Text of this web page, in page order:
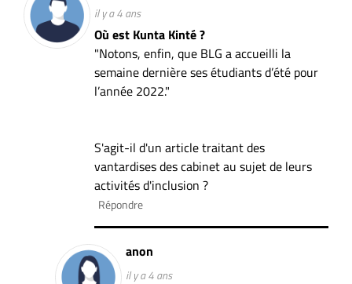
Espace
entreprises
Solutions de
recrutements
TROUVEZ-
NOUS
il y a 4 ans
Où est Kunta Kinté ?
"Notons, enfin, que BLG a accueilli la
semaine dernière ses étudiants d’été pour
l’année 2022."
S'agit-il d'un article traitant des
vantardises des cabinet au sujet de leurs
activités d'inclusion ?
Répondre
anon
il y a 4 ans